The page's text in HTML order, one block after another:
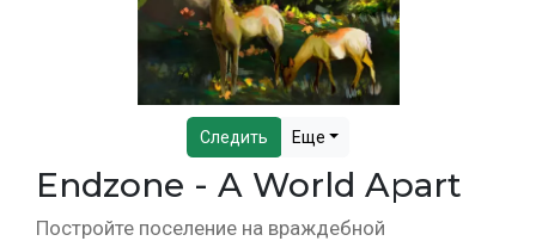
Следить Еще
Endzone - A World Apart
Постройте поселение на враждебной